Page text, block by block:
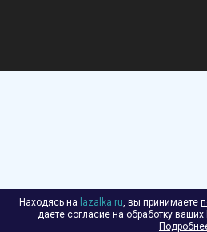
Находясь на lazalka.ru, вы принимаете
даете согласие на обработку